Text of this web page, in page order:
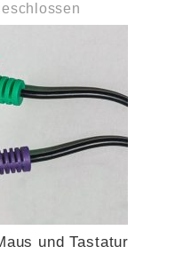
und Tastatur